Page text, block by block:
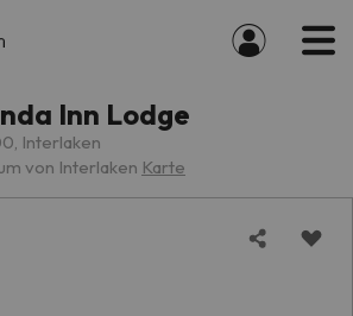
Inn Lodge
Interlaken
von Interlaken Karte